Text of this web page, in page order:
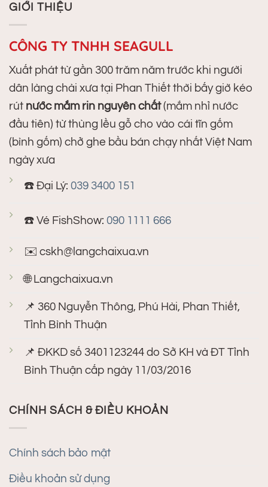
GIỚI THIỆU
CÔNG TY TNHH SEAGULL
Xuất phát từ gần 300 trăm năm trước khi người
dân làng chài xưa tại Phan Thiết thời bấy giờ kéo
rút nước mắm rin nguyên chất(mắm nhỉ nước
đầu tiên) từ thùng lều gỗ cho vào cái tĩn gốm
(bình gốm) chở ghe bầu bán chạy nhất Việt Nam
ngày xưa
☎️ Đại Lý: 039 3400 151
☎️ Vé FishShow: 090 1111 666
✉️ cskh@langchaixua.vn
🌐 Langchaixua.vn
📌 360 Nguyễn Thông, Phú Hài, Phan Thiết,
Tỉnh Bình Thuận
📌 ĐKKD số 3401123244 do Sở KH và ĐT Tỉnh
Bình Thuận cấp ngày 11/03/2016
CHÍNH SÁCH & ĐIỀU KHOẢN
Chính sách bảo mật
Điều khoản sử dụng